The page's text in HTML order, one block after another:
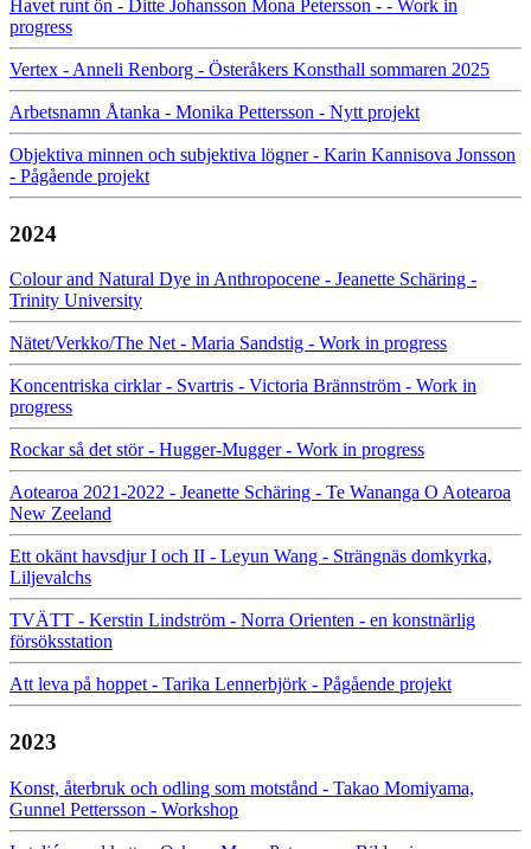
Havet runt ön - Ditte Johansson Mona Petersson - - Work in
progress
Vertex - Anneli Renborg - Österåkers Konsthall sommaren 2025
Arbetsnamn Åtanka - Monika Pettersson - Nytt projekt
Objektiva minnen och subjektiva lögner - Karin Kannisova Jonsson
- Pågående projekt
2024
Colour and Natural Dye in Anthropocene - Jeanette Schäring -
Trinity University
Nätet/Verkko/The Net - Maria Sandstig - Work in progress
Koncentriska cirklar - Svartris - Victoria Brännström - Work in
progress
Rockar så det stör - Hugger-Mugger - Work in progress
Aotearoa 2021-2022 - Jeanette Schäring - Te Wananga O Aotearoa
New Zeeland
Ett okänt havsdjur I och II - Leyun Wang - Strängnäs domkyrka,
Liljevalchs
TVÄTT - Kerstin Lindström - Norra Orienten - en konstnärlig
försöksstation
Att leva på hoppet - Tarika Lennerbjörk - Pågående projekt
2023
Konst, återbruk och odling som motstånd - Takao Momiyama,
Gunnel Pettersson - Workshop